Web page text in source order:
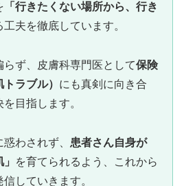
「行きたくない場所から、行き
工夫を徹底しています。
らず、皮膚科専門医として保険
ラブル） にも真剣に向き合
目指します。
わされず、 患者さん自身が
を育てられるよう、これから
していきます。